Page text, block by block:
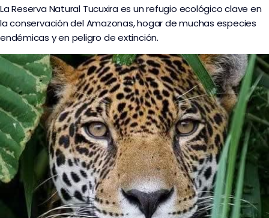
La Reserva Natural Tucuxira es un refugio ecológico clave en
la conservación del Amazonas, hogar de muchas especies
endémicas y en peligro de extinción.